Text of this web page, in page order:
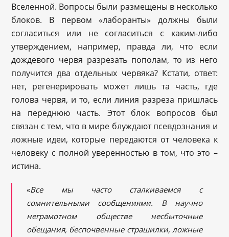
Вселенной. Вопросы были размещены в несколько
блоков. В первом «лаборанты» должны были
согласиться или не согласиться с каким-либо
утверждением, например, правда ли, что если
дождевого червя разрезать пополам, то из него
получится два отдельных червяка? Кстати, ответ:
нет, регенерировать может лишь та часть, где
голова червя, и то, если линия разреза пришлась
на переднюю часть. Этот блок вопросов был
связан с тем, что в мире блуждают псевдознания и
ложные идеи, которые передаются от человека к
человеку с полной уверенностью в том, что это –
истина.
«Все мы часто сталкиваемся с
сомнительными сообщениями. В научно
неграмотном обществе несбыточные
обещания, беспочвенные страшилки, ложные